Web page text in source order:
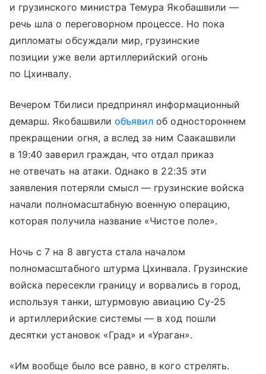
и грузинского министра Темура Якобашвили —
речь шла о переговорном процессе. Но пока
дипломаты обсуждали мир, грузинские
позиции уже вели артиллерийский огонь
по Цхинвалу.
Вечером Тбилиси предпринял информационный
демарш. Якобашвили объявил об одностороннем
прекращении огня, а вслед за ним Саакашвили
в 19:40 заверил граждан, что отдал приказ
не отвечать на атаки. Однако в 22:35 эти
заявления потеряли смысл — грузинские войска
начали полномасштабную военную операцию,
которая получила название «Чистое поле».
Ночь с 7 на 8 августа стала началом
полномасштабного штурма Цхинвала. Грузинские
войска пересекли границу и ворвались в город,
используя танки, штурмовую авиацию Су-25
и артиллерийские системы — в ход пошли
десятки установок «Град» и «Ураган».
«Им вообще было все равно, в кого стрелять.